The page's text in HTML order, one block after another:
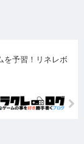
を予習！リネレボ